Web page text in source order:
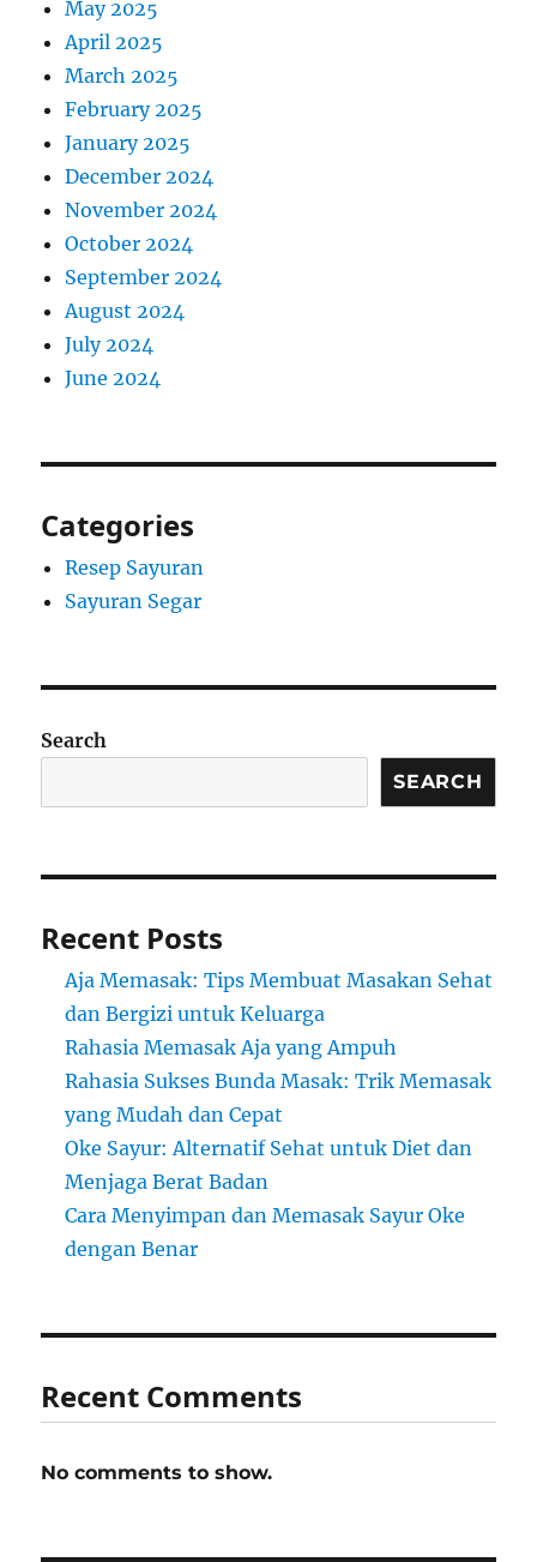
May 2025
April 2025
March 2025
February 2025
January 2025
December 2024
November 2024
October 2024
September 2024
August 2024
July 2024
June 2024
Categories
Resep Sayuran
Sayuran Segar
Search
SEARCH
Recent Posts
Aja Memasak: Tips Membuat Masakan Sehat
dan Bergizi untuk Keluarga
Rahasia Memasak Aja yang Ampuh
Rahasia Sukses Bunda Masak: Trik Memasak
yang Mudah dan Cepat
Oke Sayur: Alternatif Sehat untuk Diet dan
Menjaga Berat Badan
Cara Menyimpan dan Memasak Sayur Oke
dengan Benar
Recent Comments
No comments to show.